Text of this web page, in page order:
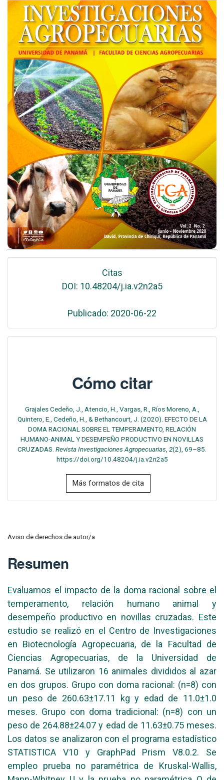
Citas
DOI: 10.48204/j.ia.v2n2a5
Publicado: 2020-06-22
Cómo citar
Grajales Cedeño, J., Atencio, H., Vargas, R., Ríos Moreno, A.,
Quintero, E., Cedeño, H., & Bethancourt, J. (2020). EFECTO DE LA
DOMA RACIONAL SOBRE EL TEMPERAMENTO, RELACIÓN
HUMANO-ANIMAL Y DESEMPEÑO PRODUCTIVO EN NOVILLAS
CRUZADAS. Revista Investigaciones Agropecuarias 2(2), 69–85.
https://doi.org/10.48204/j.ia.v2n2a5
Más formatos de cita
Aviso de derechos de autor/a
Resumen
Evaluamos el impacto de la doma racional sobre el
temperamento, relación humano animal y
desempeño productivo en novillas cruzadas. Este
estudio se realizó en el Centro de Investigaciones
en Biotecnología Agropecuaria, de la Facultad de
Ciencias Agropecuarias, de la Universidad de
Panamá. Se utilizaron 16 animales divididos al azar
en dos grupos. Grupo con doma racional: (n=8) con
un peso de 260.63±17.11 kg y edad de 11.0±1.0
meses. Grupo con doma tradicional: (n=8) con un
peso de 264.88±24.07 y edad de 11.63±0.75 meses.
Los datos se analizaron con el programa estadístico
STATISTICA V10 y GraphPad Prism V8.0.2. Se
empleo prueba no paramétrica de Kruskal-Wallis,